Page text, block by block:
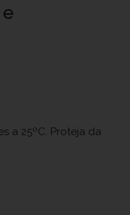
a 25ºC. Proteja da